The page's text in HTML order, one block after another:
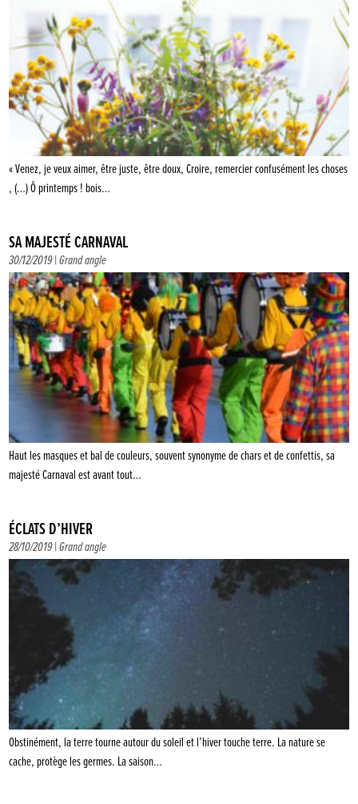
« Venez, je veux aimer, être juste, être doux, Croire, remercier confusément les choses
, (…) Ô printemps ! bois…
SA MAJESTÉ CARNAVAL
30/12/2019 |Grand angle
Haut les masques et bal de couleurs, souvent synonyme de chars et de confettis, sa
majesté Carnaval est avant tout…
ÉCLATS D’HIVER
28/10/2019 |Grand angle
Obstinément, la terre tourne autour du soleil et l’hiver touche terre. La nature se
cache, protège les germes. La saison…